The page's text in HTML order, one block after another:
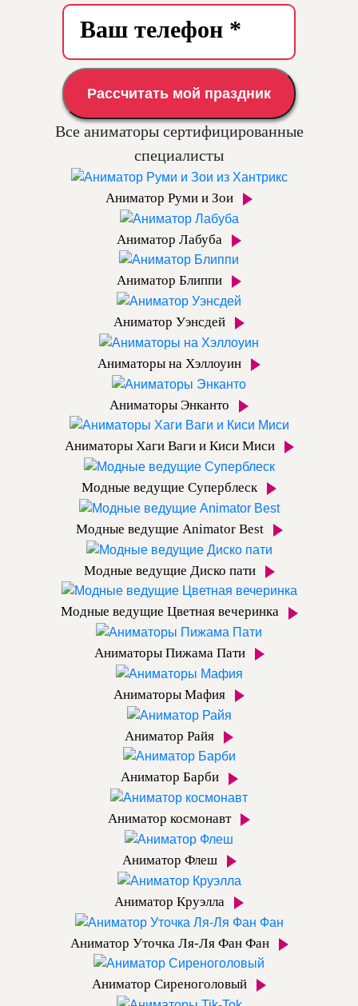
Рассчитать мой праздник
Все аниматоры сертифицированные
специалисты
Аниматор Руми и Зои
Аниматор Лабуба
Аниматор Блиппи
Аниматор Уэнсдей
Аниматоры на Хэллоуин
Аниматоры Энканто
Аниматоры Хаги Ваги и Киси Миси
Модные ведущие Суперблеск
Модные ведущие Animator Best
Модные ведущие Диско пати
Модные ведущие Цветная вечеринка
Аниматоры Пижама Пати
Аниматоры Мафия
Аниматор Райя
Аниматор Барби
Аниматор космонавт
Аниматор Флеш
Аниматор Круэлла
Аниматор Уточка Ля-Ля Фан Фан
Аниматор Сиреноголовый